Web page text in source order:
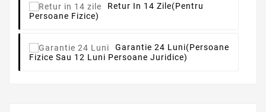
Retur In 14 Zile(pentru
Persoane Fizice)
Garantie 24 Luni(persoane
Fizice Sau 12 Luni Persoane Juridice)